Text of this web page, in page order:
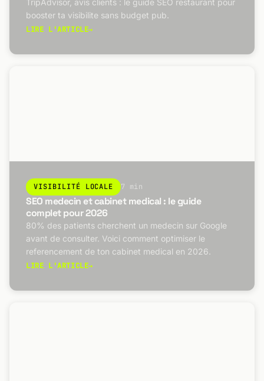
TripAdvisor, avis clients : le guide SEO restaurant pour
booster ta visibilite sans budget pub.
LIRE L'ARTICLE→
VISIBILITÉ LOCALE 7 min
SEO medecin et cabinet medical : le guide
complet pour 2026
80% des patients cherchent un medecin sur Google
avant de consulter. Voici comment optimiser le
referencement de ton cabinet medical en 2026.
LIRE L'ARTICLE→